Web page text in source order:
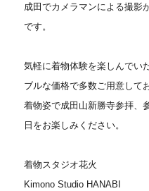
成田でカメラマンによる撮影
です。
気軽に着物体験を楽しんでい
ブルな価格で多数ご用意して
着物姿で成田山新勝寺参拝、
日をお楽しみください。
着物スタジオ花火
Kimono Studio HANABI